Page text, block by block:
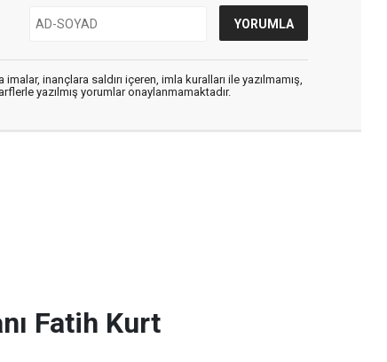
inançlara saldırı içeren, imla kuralları ile yazılmamış,
yazılmış yorumlar onaylanmamaktadır.
Fatih Kurt